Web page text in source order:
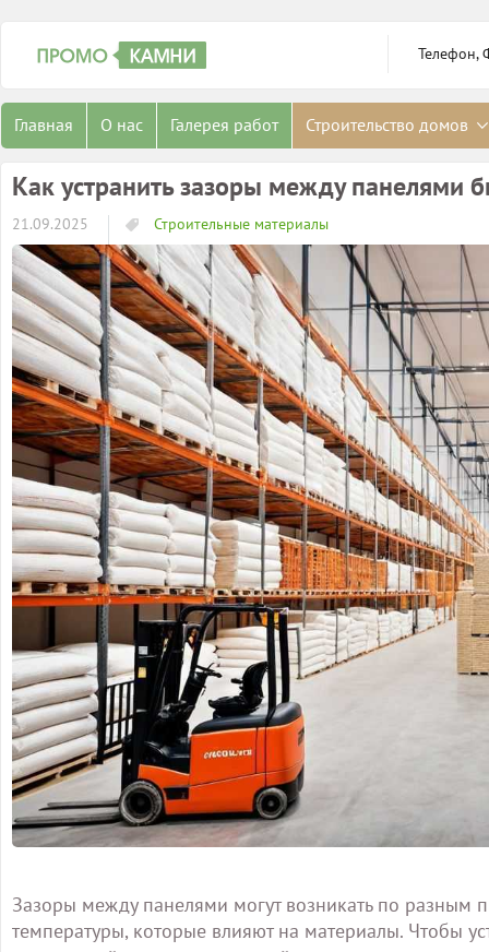
Телефон,
Главная О нас Галерея работ Строительство домов
Как устранить зазоры между панелями
21.09.2025 Строительные материалы
Зазоры между панелями могут возникать по разным
температуры, которые влияют на материалы. Чтобы